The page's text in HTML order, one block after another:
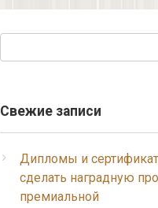
Свежие записи
Дипломы и
сделать наградную
премиальной